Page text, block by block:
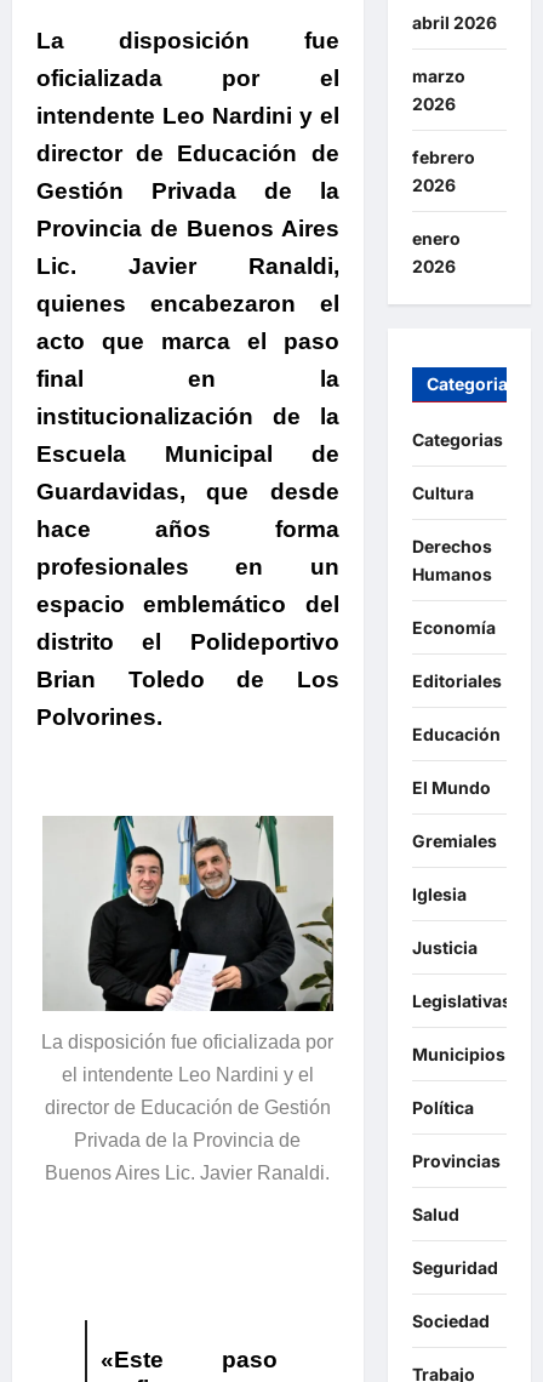
La disposición fue
oficializada por el
intendente Leo Nardini y el
director de Educación de
Gestión Privada de la
Provincia de Buenos Aires
Lic. Javier Ranaldi,
quienes encabezaron el
acto que marca el paso
final en la
institucionalización de la
Escuela Municipal de
Guardavidas, que desde
hace años forma
profesionales en un
espacio emblemático del
distrito el Polideportivo
Brian Toledo de Los
Polvorines.
La disposición fue oficializada por
el intendente Leo Nardini y el
director de Educación de Gestión
Privada de la Provincia de
Buenos Aires Lic. Javier Ranaldi.
«Este paso
abril 2026
marzo
2026
febrero
2026
enero
2026
Categorias
Categorias
Cultura
Derechos
Humanos
Economía
Editoriales
Educación
El Mundo
Gremiales
Iglesia
Justicia
Legislativas
Municipios
Política
Provincias
Salud
Seguridad
Sociedad
Trabajo